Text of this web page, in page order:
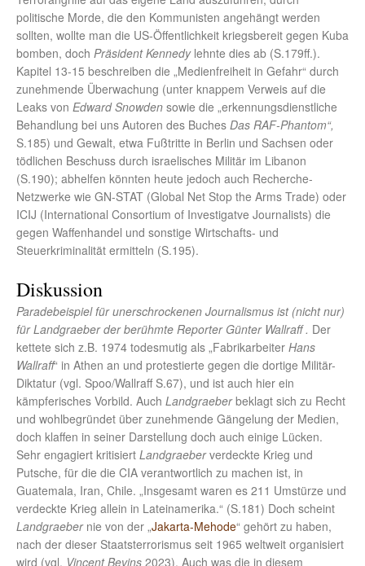
politische Morde, die den Kommunisten angehängt werden
sollten, wollte man die US-Öffentlichkeit kriegsbereit gegen Kuba
bomben, doch Präsident Kennedylehnte dies ab (S.179ff.).
Kapitel 13-15 beschreiben die „Medienfreiheit in Gefahr“ durch
zunehmende Überwachung (unter knappem Verweis auf die
Leaks von Edward Snowden sowie die „erkennungsdienstliche
Behandlung bei uns Autoren des Buches Das RAF-Phantom“,
S.185) und Gewalt, etwa Fußtritte in Berlin und Sachsen oder
tödlichen Beschuss durch israelisches Militär im Libanon
(S.190); abhelfen könnten heute jedoch auch Recherche-
Netzwerke wie GN-STAT (Global Net Stop the Arms Trade) oder
ICIJ (International Consortium of Investigatve Journalists) die
gegen Waffenhandel und sonstige Wirtschafts- und
Steuerkriminalität ermitteln (S.195).
Diskussion
Paradebeispiel für unerschrockenen Journalismus ist (nicht nur)
für Landgraeber der berühmte Reporter Günter Wallraff . Der
kettete sich z.B. 1974 todesmutig als „Fabrikarbeiter Hans
Wallraff“ in Athen an und protestierte gegen die dortige Militär-
Diktatur (vgl. Spoo/Wallraff S.67), und ist auch hier ein
kämpferisches Vorbild. Auch Landgraeberbeklagt sich zu Recht
und wohlbegründet über zunehmende Gängelung der Medien,
doch klaffen in seiner Darstellung doch auch einige Lücken.
Sehr engagiert kritisiert Landgraeberverdeckte Krieg und
Putsche, für die die CIA verantwortlich zu machen ist, in
Guatemala, Iran, Chile. „Insgesamt waren es 211 Umstürze und
verdeckte Krieg allein in Lateinamerika.“ (S.181) Doch scheint
Landgraebernie von der „Jakarta-Mehode“ gehört zu haben,
nach der dieser Staatsterrorismus seit 1965 weltweit organisiert
wird (vgl. Vincent Bevins 2023). Auch was die in diesem